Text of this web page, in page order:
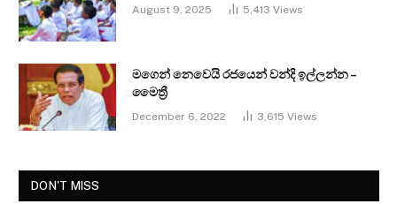
August 9, 2025 5,413 Views
මගෙන් නෙවෙයි රජයෙන් වන්දි ඉල්ලන්න –
මෛත්‍රී
December 6, 2022 3,615 Views
DON'T MISS